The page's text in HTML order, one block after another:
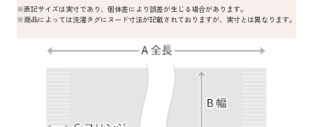
※表記サイズは実寸であり、個体差により誤差が生じる場合があります。
※商品によっては洗濯タグにヌード寸法が記載されておりますが、実寸とは異なります。